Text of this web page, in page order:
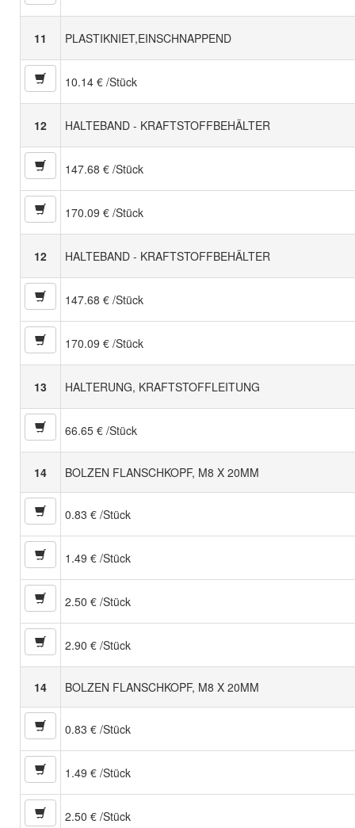
11 PLASTIKNIET,EINSCHNAPPEND
10.14 € /Stück
12 HALTEBAND - KRAFTSTOFFBEHÄLTER
147.68 € /Stück
170.09 € /Stück
12 HALTEBAND - KRAFTSTOFFBEHÄLTER
147.68 € /Stück
170.09 € /Stück
13 HALTERUNG, KRAFTSTOFFLEITUNG
66.65 € /Stück
14 BOLZEN FLANSCHKOPF, M8 X 20MM
0.83 € /Stück
1.49 € /Stück
2.50 € /Stück
2.90 € /Stück
14 BOLZEN FLANSCHKOPF, M8 X 20MM
0.83 € /Stück
1.49 € /Stück
2.50 € /Stück